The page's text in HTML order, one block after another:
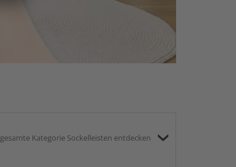
gesamte Kategorie Sockelleisten entdecken